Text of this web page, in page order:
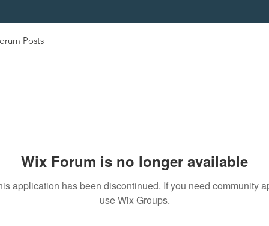
Wix Forum is no longer available
application has been discontinued. If you need community
use Wix Groups.
Posts